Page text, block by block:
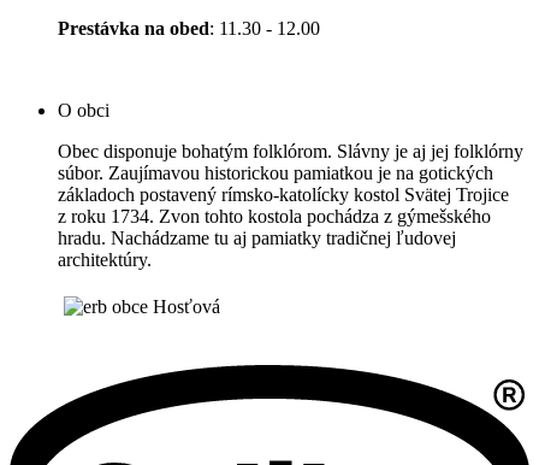
Prestávka na obed: 11.30 - 12.00
O obci
Obec disponuje bohatým folklórom. Slávny je aj jej folklórny
súbor. Zaujímavou historickou pamiatkou je na gotických
základoch postavený rímsko-katolícky kostol Svätej Trojice
z roku 1734. Zvon tohto kostola pochádza z gýmešského
hradu. Nachádzame tu aj pamiatky tradičnej ľudovej
architektúry.